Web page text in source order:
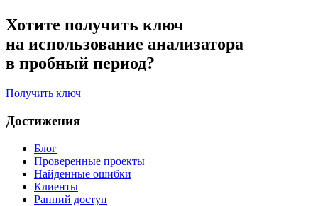
Хотите получить ключ
на использование анализатора
в пробный период?
Получить ключ
Достижения
Блог
Проверенные проекты
Найденные ошибки
Клиенты
Ранний доступ